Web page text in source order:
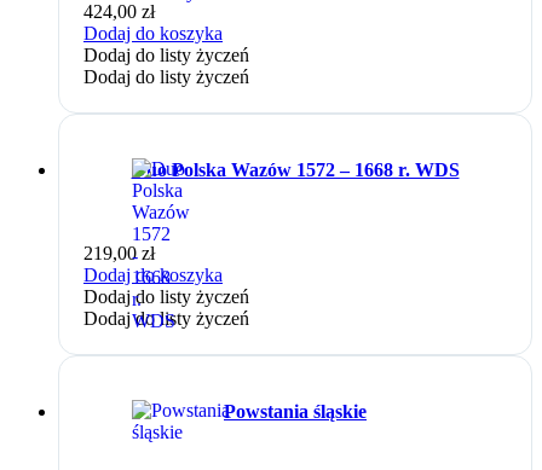
424,00 zł
Dodaj do koszyka
Dodaj do listy życzeń
Dodaj do listy życzeń
Duo Polska Wazów 1572 – 1668 r. WDS
219,00zł
Dodaj do koszyka
Dodaj do listy życzeń
Dodaj do listy życzeń
Powstania śląskie